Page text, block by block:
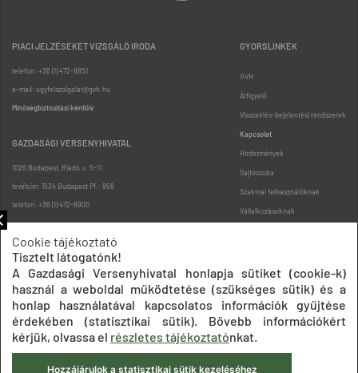
PIACI JELZÉSEKET VIZSGÁLÓ IRODA
telefon: +36 (1) 472-8851
e-mail: ugyfelszolgalat@gvh.hu
Minőségbiztosítási kérdőív
GAZDASÁGI VERSENYHIVATAL
1026 Budapest, Riadó u. 5-11.
levélcím: 1534 Budapest Pf.: 958
telefon: +36 (1) 472-8900
GYORSLINKEK
GVH
Árfigyelő
Visszaélés-bejelentési rendszerek
Kapcsolat
Hirdetmények
Sajtószoba
Szakmai felhasználóknak
Vállalkozásoknak
Oldaltérkép
Cookie tájékoztató
Tisztelt látogatónk!
A Gazdasági Versenyhivatal honlapja sütiket (cookie-k)
használ a weboldal működtetése (szükséges sütik) és a
honlap használatával kapcsolatos információk gyűjtése
érdekében (statisztikai sütik). Bővebb információkért
kérjük, olvassa el részletes tájékoztatónkat.
Hozzájárulok a statisztikai sütik kezeléséhez